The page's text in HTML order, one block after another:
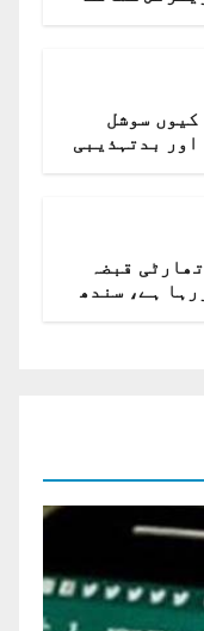
سوشل
بدتہذیبی
قبضہ
ہے، سندھ